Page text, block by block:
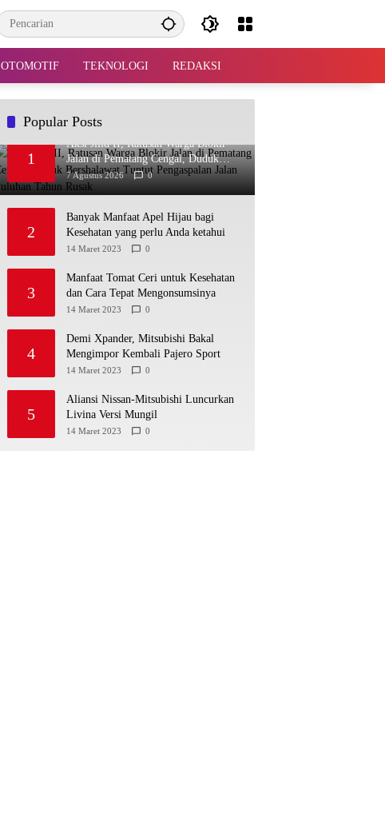
OTOMOTIF TEKNOLOGI REDAKSI
Popular Posts
1
Aksi Jilid II, Ratusan Warga Blokir
Jalan di Pematang Cengal, Duduk
Bershalawat Tuntut Pengaspalan Jalan
Puluhan Tahun Rusak
7 Agustus 2026 0
2
Banyak Manfaat Apel Hijau bagi
Kesehatan yang perlu Anda ketahui
14 Maret 2023 0
3
Manfaat Tomat Ceri untuk Kesehatan
dan Cara Tepat Mengonsumsinya
14 Maret 2023 0
4
Demi Xpander, Mitsubishi Bakal
Mengimpor Kembali Pajero Sport
14 Maret 2023 0
5
Aliansi Nissan-Mitsubishi Luncurkan
Livina Versi Mungil
14 Maret 2023 0